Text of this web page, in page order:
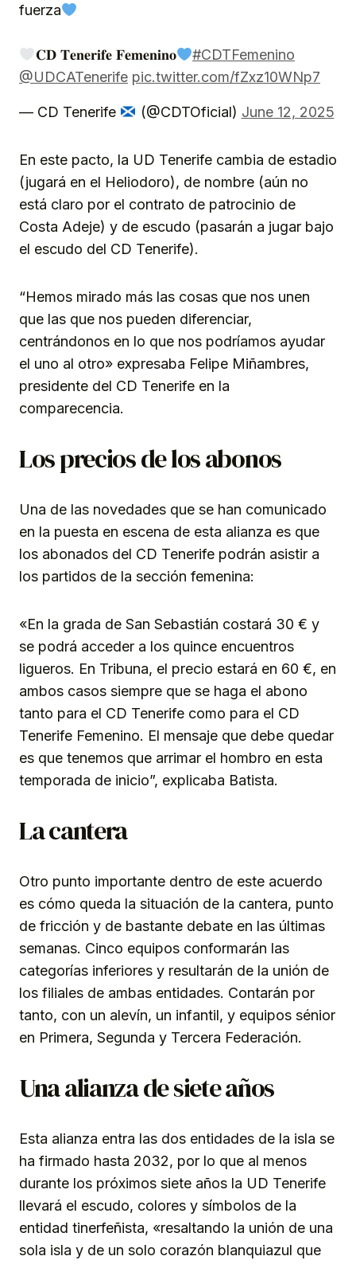
fuerza
𝐂𝐃 𝐓𝐞𝐧𝐞𝐫𝐢𝐟𝐞 𝐅𝐞𝐦𝐞𝐧𝐢𝐧𝐨
#CDTFemenino
@UDCATenerife pic.twitter.com/fZxz10WNp7
— CD Tenerife (@CDTOficial) June 12, 2025
En este pacto, la UD Tenerife cambia de estadio
(jugará en el Heliodoro), de nombre (aún no
está claro por el contrato de patrocinio de
Costa Adeje) y de escudo (pasarán a jugar bajo
el escudo del CD Tenerife).
“Hemos mirado más las cosas que nos unen
que las que nos pueden diferenciar,
centrándonos en lo que nos podríamos ayudar
el uno al otro» expresaba Felipe Miñambres,
presidente del CD Tenerife en la
comparecencia.
Los precios de los abonos
Una de las novedades que se han comunicado
en la puesta en escena de esta alianza es que
los abonados del CD Tenerife podrán asistir a
los partidos de la sección femenina:
«En la grada de San Sebastián costará 30 € y
se podrá acceder a los quince encuentros
ligueros. En Tribuna, el precio estará en 60 €, en
ambos casos siempre que se haga el abono
tanto para el CD Tenerife como para el CD
Tenerife Femenino. El mensaje que debe quedar
es que tenemos que arrimar el hombro en esta
temporada de inicio”, explicaba Batista.
La cantera
Otro punto importante dentro de este acuerdo
es cómo queda la situación de la cantera, punto
de fricción y de bastante debate en las últimas
semanas. Cinco equipos conformarán las
categorías inferiores y resultarán de la unión de
los filiales de ambas entidades. Contarán por
tanto, con un alevín, un infantil, y equipos sénior
en Primera, Segunda y Tercera Federación.
Una alianza de siete años
Esta alianza entra las dos entidades de la isla se
ha firmado hasta 2032, por lo que al menos
durante los próximos siete años la UD Tenerife
llevará el escudo, colores y símbolos de la
entidad tinerfeñista, «resaltando la unión de una
sola isla y de un solo corazón blanquiazul que